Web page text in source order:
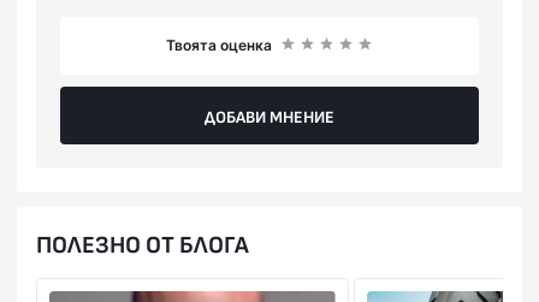
Твоята оценка
ДОБАВИ МНЕНИЕ
ПОЛЕЗНО ОТ БЛОГА